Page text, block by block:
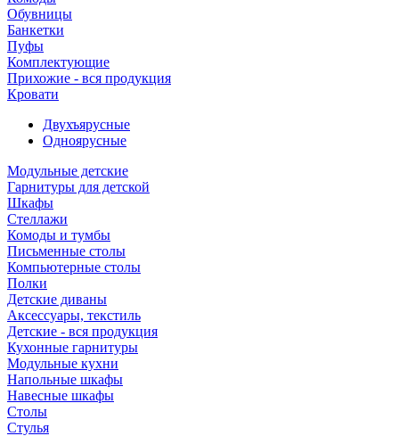
Обувницы
Банкетки
Пуфы
Комплектующие
Прихожие - вся продукция
Кровати
Двухъярусные
Одноярусные
Модульные детские
Гарнитуры для детской
Шкафы
Стеллажи
Комоды и тумбы
Письменные столы
Компьютерные столы
Полки
Детские диваны
Аксессуары, текстиль
Детские - вся продукция
Кухонные гарнитуры
Модульные кухни
Напольные шкафы
Навесные шкафы
Столы
Стулья